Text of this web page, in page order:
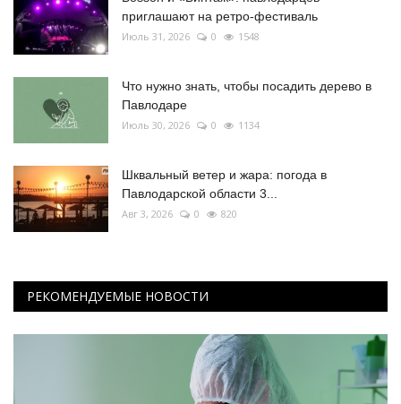
приглашают на ретро-фестиваль
Июль 31, 2026 0 1548
Что нужно знать, чтобы посадить дерево в
Павлодаре
Июль 30, 2026 0 1134
Шквальный ветер и жара: погода в
Павлодарской области 3...
Авг 3, 2026 0 820
РЕКОМЕНДУЕМЫЕ НОВОСТИ